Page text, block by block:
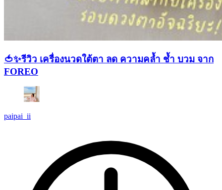
🍅✨รีวิว เครื่องนวดใต้ตา ลด ความคล้ำ ช้ำ บวม จาก
FOREO
paipai_ii